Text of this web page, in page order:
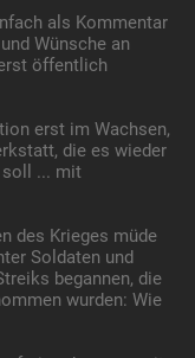
als Kommentar
Wünsche an
öffentlich
erst im Wachsen,
die es wieder
soll ... mit
des Krieges müde
Soldaten und
begannen, die
wurden: Wie